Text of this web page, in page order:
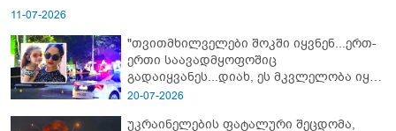
11-07-2026
"თვითმხილველები შოკში იყვნენ...ერთ-
ერთი საავადმყოფოშიც
გადაიყვანეს...დიახ, ეს მკვლელობა იყო"
- გორში დატრიალებული ტრაგედიის
20-07-2026
უკრაინელების ფატალური შეცდომა,